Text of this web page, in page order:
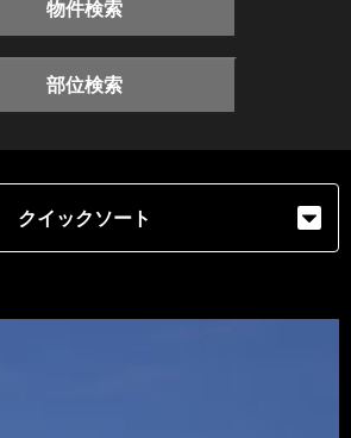
物件検索
部位検索
クイックソート